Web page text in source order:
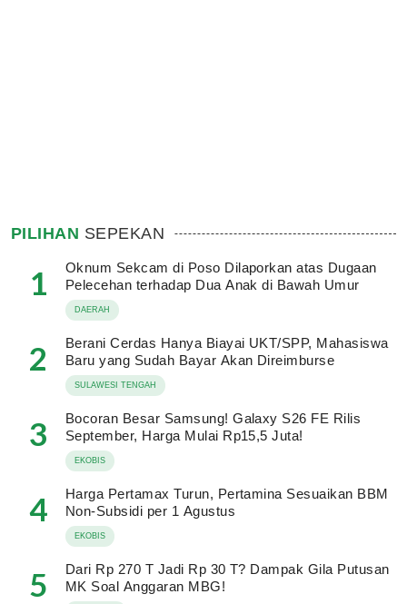
PILIHAN SEPEKAN
1
Oknum Sekcam di Poso Dilaporkan atas Dugaan
Pelecehan terhadap Dua Anak di Bawah Umur
DAERAH
2
Berani Cerdas Hanya Biayai UKT/SPP, Mahasiswa
Baru yang Sudah Bayar Akan Direimburse
SULAWESI TENGAH
3
Bocoran Besar Samsung! Galaxy S26 FE Rilis
September, Harga Mulai Rp15,5 Juta!
EKOBIS
4
Harga Pertamax Turun, Pertamina Sesuaikan BBM
Non-Subsidi per 1 Agustus
EKOBIS
5
Dari Rp 270 T Jadi Rp 30 T? Dampak Gila Putusan
MK Soal Anggaran MBG!